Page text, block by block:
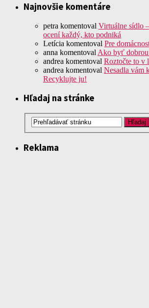
Najnovšie komentáre
petra komentoval Virtuálne sídlo
ocení každý, kto podniká
Letícia komentoval Pre
anna komentoval Ako byť
andrea komentoval Roztočte to v
andrea komentoval Nesadla vám
Recyklujte ju!
Hľadaj na stránke
Reklama